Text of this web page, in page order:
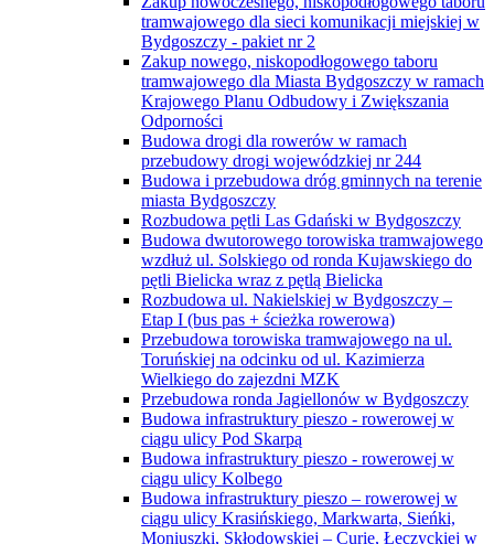
tramwajowego dla sieci komunikacji miejskiej w
Bydgoszczy - pakiet nr 2
Zakup nowego, niskopodłogowego taboru
tramwajowego dla Miasta Bydgoszczy w ramach
Krajowego Planu Odbudowy i Zwiększania
Odporności
Budowa drogi dla rowerów w ramach
przebudowy drogi wojewódzkiej nr 244
Budowa i przebudowa dróg gminnych na terenie
miasta Bydgoszczy
Rozbudowa pętli Las Gdański w Bydgoszczy
Budowa dwutorowego torowiska tramwajowego
wzdłuż ul. Solskiego od ronda Kujawskiego do
pętli Bielicka wraz z pętlą Bielicka
Rozbudowa ul. Nakielskiej w Bydgoszczy –
Etap I (bus pas + ścieżka rowerowa)
Przebudowa torowiska tramwajowego na ul.
Toruńskiej na odcinku od ul. Kazimierza
Wielkiego do zajezdni MZK
Przebudowa ronda Jagiellonów w Bydgoszczy
Budowa infrastruktury pieszo - rowerowej w
ciągu ulicy Pod Skarpą
Budowa infrastruktury pieszo - rowerowej w
ciągu ulicy Kolbego
Budowa infrastruktury pieszo – rowerowej w
ciągu ulicy Krasińskiego, Markwarta, Sieńki,
Moniuszki, Skłodowskiej – Curie, Łęczyckiej w